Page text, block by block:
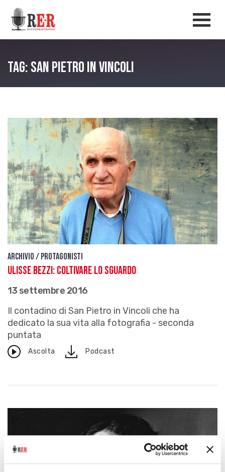
Salta al contenuto principale
Tag: San Pietro in Vincoli
Archivio / Protagonisti
Ulisse Bezzi: coltivare lo sguardo
13 settembre 2016
Il contadino di San Pietro in Vincoli che ha
dedicato la sua vita alla fotografia - seconda
puntata
Ascolta downloadPodcast